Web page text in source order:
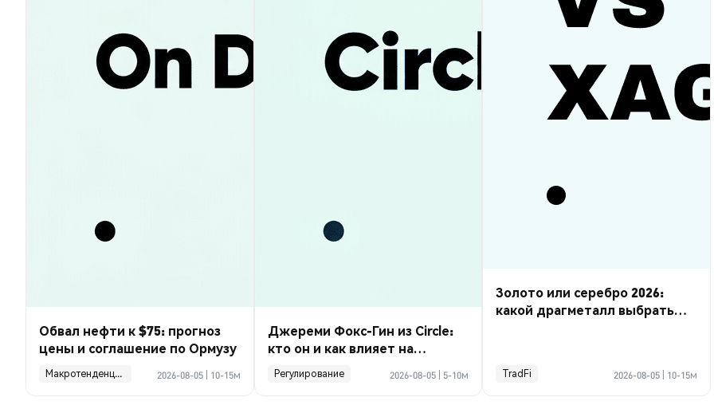
Обвал нефти к $75: прогноз
цены и соглашение по Ормузу
Макротенденции 2026-08-05 10-15м
Джереми Фокс-Гин из Circle:
кто он и как влияет на
финансы компании?
Регулирование 2026-08-05 5-10м
Золото или серебро 2026:
какой драгметалл выбрать
TradFi 2026-08-05 10-15м